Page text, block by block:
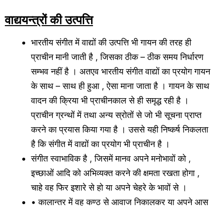
वाद्ययन्त्रों की उत्पत्ति
भारतीय संगीत में वाद्यों की उत्पत्ति भी गायन की तरह ही
प्राचीन मानी जाती है , जिसका ठीक – ठीक समय निर्धारण
सम्भव नहीं है । अतएव भारतीय संगीत वाद्यों का प्रयोग गायन
के साथ – साथ ही हुआ , ऐसा माना जाता है । गायन के साथ
वादन की क्रिया भी प्राचीनकाल से ही समृद्ध रही है ।
प्राचीन ग्रन्थों में तथा अन्य स्रोतों से जो भी सूचना प्राप्त
करने का प्रयास किया गया है । उससे यही निष्कर्ष निकलता
है कि संगीत में वाद्यों का प्रयोग भी प्राचीन है ।
संगीत स्वाभाविक है , जिसमें मानव अपने मनोभावों को ,
इच्छाओं आदि को अभिव्यक्त करने की क्षमता रखता होगा ,
चाहे वह फिर इशारे से हो या अपने चेहरे के भावों से ।
• कालान्तर में वह कण्ठ से आवाज निकालकर या अपने आस